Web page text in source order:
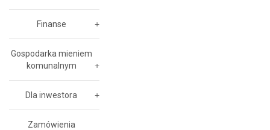
Finanse
Gospodarka mieniem
komunalnym
Dla inwestora
Zamówienia